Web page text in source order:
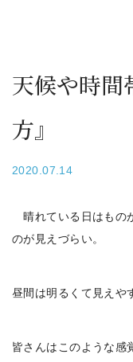
天候や時間
方』
2020.07.14
晴れている日はもの
のが見えづらい。
昼間は明るくて見えや
皆さんはこのような感